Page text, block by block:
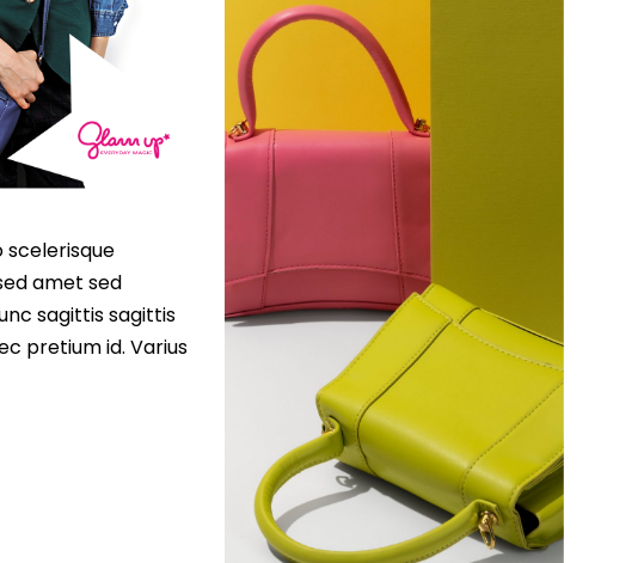
scelerisque
amet sed
sagittis sagittis
pretium id. Varius